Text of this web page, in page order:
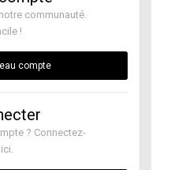
communauté.
!
compte
? Connectez-